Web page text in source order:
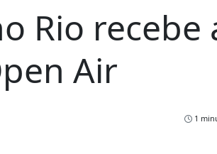
Rio recebe
Air
1